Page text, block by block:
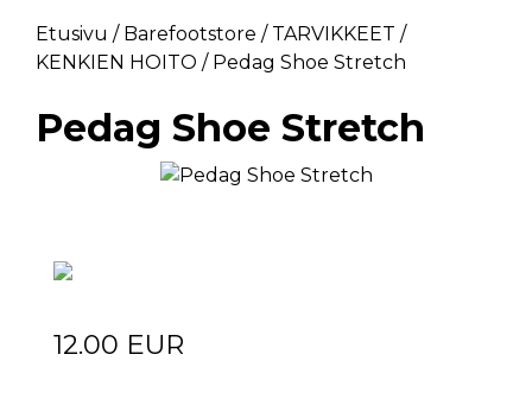
Etusivu / Barefootstore / TARVIKKEET /
KENKIEN HOITO / Pedag Shoe Stretch
Pedag Shoe Stretch
12.00 EUR